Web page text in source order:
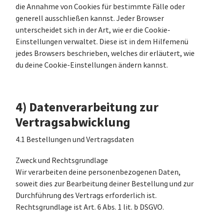
die Annahme von Cookies für bestimmte Fälle oder
generell ausschließen kannst. Jeder Browser
unterscheidet sich in der Art, wie er die Cookie-
Einstellungen verwaltet. Diese ist in dem Hilfemenü
jedes Browsers beschrieben, welches dir erläutert, wie
du deine Cookie-Einstellungen ändern kannst.
4) Datenverarbeitung zur
Vertragsabwicklung
4.1 Bestellungen und Vertragsdaten
Zweck und Rechtsgrundlage
Wir verarbeiten deine personenbezogenen Daten,
soweit dies zur Bearbeitung deiner Bestellung und zur
Durchführung des Vertrags erforderlich ist.
Rechtsgrundlage ist Art. 6 Abs. 1 lit. b DSGVO.